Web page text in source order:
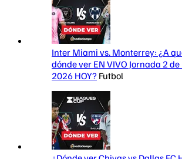
Inter Miami vs. Monterrey: ¿A
dónde ver EN VIVO Jornada 2
2026 HOY? Futbol